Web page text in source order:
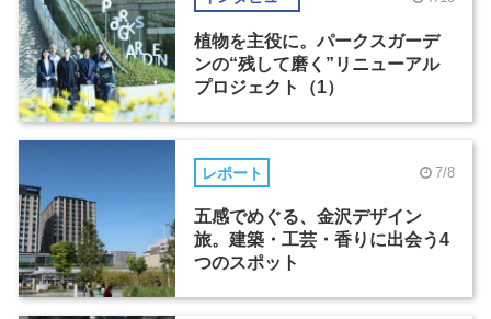
植物を主役に。パークスガーデ
ンの“残して磨く”リニューアル
プロジェクト（1）
レポート 7/8
五感でめぐる、金沢デザイン
旅。建築・工芸・香りに出会う4
つのスポット